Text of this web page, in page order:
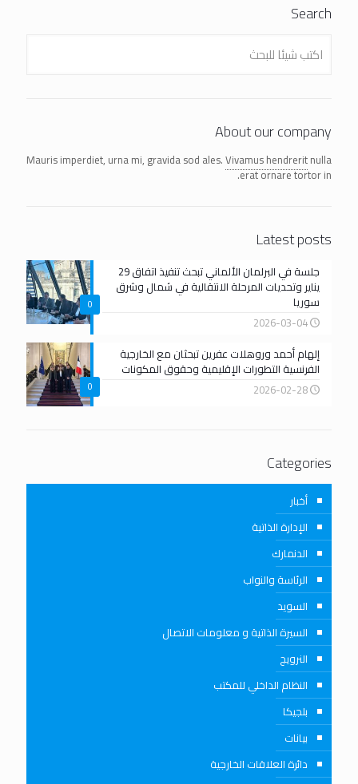
Search
About our company
Mauris imperdiet, urna mi, gravida sod ales.Vivamus hendreritnulla
erat ornare tortor in.
Latest posts
0
جلسة في البرلمان الألماني تبحث تنفيذ اتفاق 29
يناير وتحديات المرحلة الانتقالية في شمال وشرق
سوريا
2026-03-04
0
إلهام أحمد وروهلات عفرين تبحثان مع الخارجية
الفرنسية التطورات الإقليمية وحقوق المكونات
2026-02-28
Categories
أخبار
الإدارة الذاتية
الدنمارك
الرئاسة والنواب
السويد
السيرة الذاتية و معلومات الاتصال
النرويج
النظام الداخلي للمكتب
بلجيكا
بيانات
دائرة العلاقات الخارجية